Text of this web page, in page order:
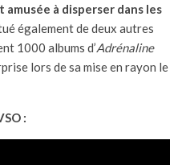
amusée à disperser dans les
également de deux autres
1000 albums d’Adrénaline
lors de sa mise en rayon le
: